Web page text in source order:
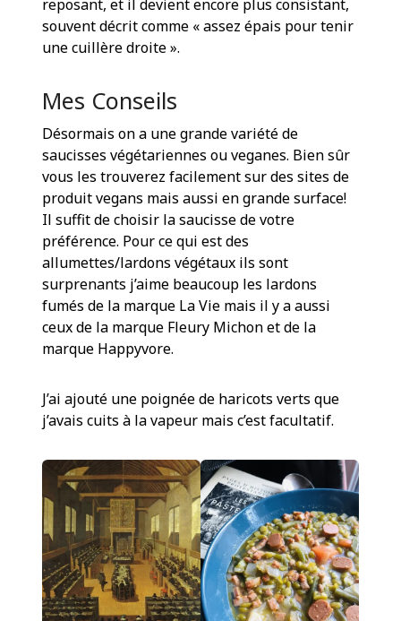
reposant, et il devient encore plus consistant,
souvent décrit comme « assez épais pour tenir
une cuillère droite ».
Mes Conseils
Désormais on a une grande variété de
saucisses végétariennes ou veganes. Bien sûr
vous les trouverez facilement sur des sites de
produit vegans mais aussi en grande surface!
Il suffit de choisir la saucisse de votre
préférence. Pour ce qui est des
allumettes/lardons végétaux ils sont
surprenants j’aime beaucoup les lardons
fumés de la marque La Vie mais il y a aussi
ceux de la marque Fleury Michon et de la
marque Happyvore.
J’ai ajouté une poignée de haricots verts que
j’avais cuits à la vapeur mais c’est facultatif.